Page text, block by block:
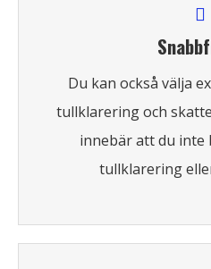
Du kan också välja
tullklarering och
innebär att du inte
tullklarering